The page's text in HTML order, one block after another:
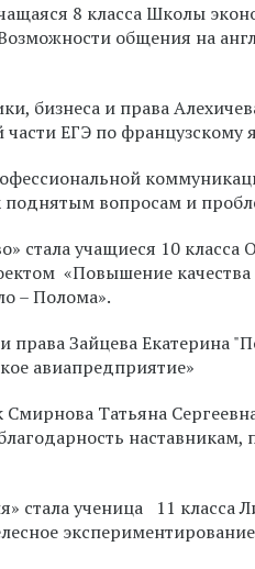
8 класса Школы
общения на
бизнеса и права
ЕГЭ по французскому
поднятым вопросам и
стала учащиеся 10 класса
«Повышение
– Полома».
права Зайцева Екатерина
авиапредприятие»
Татьяна
стала ученица 11